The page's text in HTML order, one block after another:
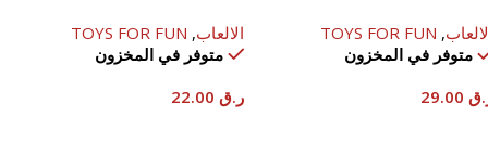
,
TOYS FOR FUN
متوفر في المخزون
الالعاب,
TOYS FOR FUN
متوفر في المخزون
ر.ق